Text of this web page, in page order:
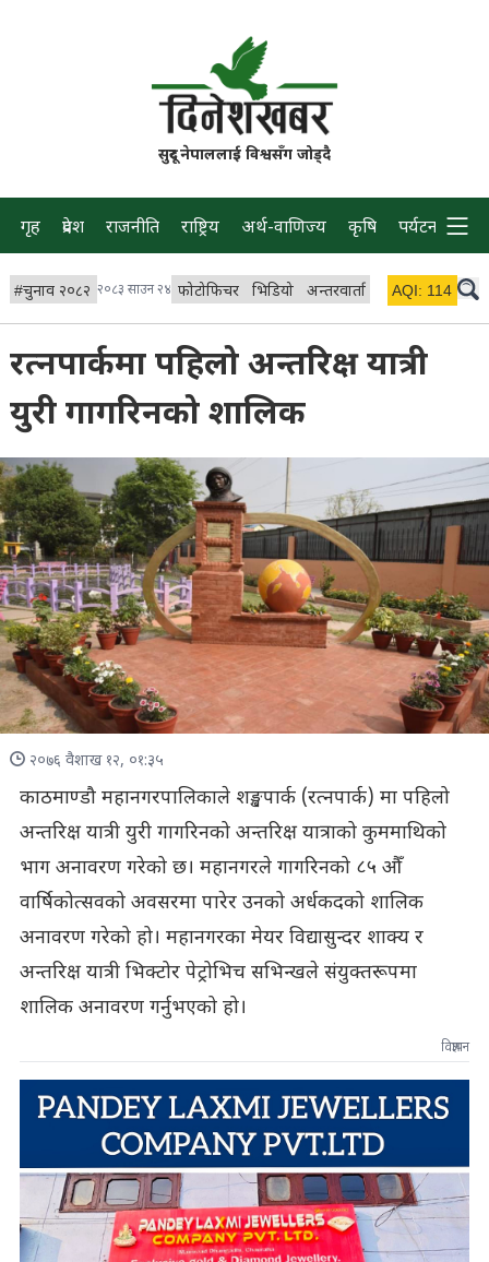
सुदूर नेपाललाई विश्वसँग जोड्दै
गृह प्रदेश राजनीति राष्ट्रिय अर्थ-वाणिज्य कृषि पर्यटन प्रवास
#चुनाव २०८२ २०८३ साउन २४ फोटोफिचर भिडियो अन्तरवार्ता विचार/ब्लग
AQI: 114
रत्नपार्कमा पहिलो अन्तरिक्ष यात्री
युरी गागरिनको शालिक
२०७६ वैशाख १२, ०१:३५
काठमाण्डौ महानगरपालिकाले शङ्खपार्क (रत्नपार्क) मा पहिलो
अन्तरिक्ष यात्री युरी गागरिनको अन्तरिक्ष यात्राको कुममाथिको
भाग अनावरण गरेको छ। महानगरले गागरिनको ८५ औँ
वार्षिकोत्सवको अवसरमा पारेर उनको अर्धकदको शालिक
अनावरण गरेको हो। महानगरका मेयर विद्यासुन्दर शाक्य र
अन्तरिक्ष यात्री भिक्टोर पेट्रोभिच सभिन्खले संयुक्तरूपमा
शालिक अनावरण गर्नुभएको हो।
विज्ञापन